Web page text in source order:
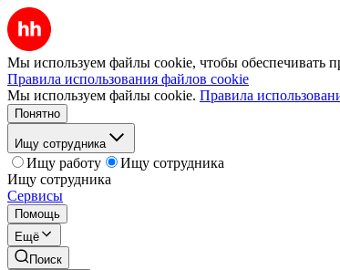
Мы используем файлы cookie, чтобы обеспечивать
Правила использования файлов cookie
Мы используем файлы cookie. Правила
Понятно
Ищу сотрудника
Ищу работу
Ищу сотрудника
Ищу сотрудника
Сервисы
Помощь
Ещё
Поиск